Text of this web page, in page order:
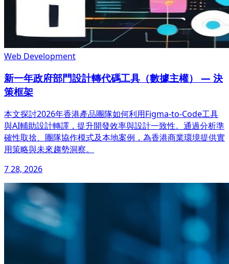
Web Development
新一年政府部門設計轉代碼工具（數據主權） — 決
策框架
本文探討2026年香港產品團隊如何利用Figma-to-Code工具
與AI輔助設計轉譯，提升開發效率與設計一致性。通過分析準
確性取捨、團隊協作模式及本地案例，為香港商業環境提供實
用策略與未來趨勢洞察。
7 28, 2026